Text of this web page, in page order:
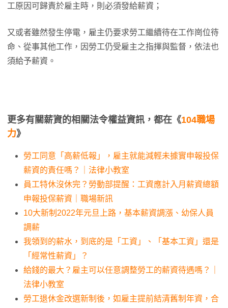
工原因可歸責於雇主時，則必須發給薪資；
又或者雖然發生停電，雇主仍要求勞工繼續待在工作崗位待
命、從事其他工作，因勞工仍受雇主之指揮與監督，依法也
須給予薪資。
更多有關薪資的相關法令權益資訊，都在《104職場
力》
勞工同意「高薪低報」，雇主就能減輕未據實申報投保
薪資的責任嗎？｜法律小教室
員工特休沒休完？勞動部提醒：工資應計入月薪資總額
申報投保薪資｜職場新訊
10大新制2022年元旦上路，基本薪資調漲、幼保人員
調薪
我領到的薪水，到底的是「工資」、「基本工資」還是
「經常性薪資」？
給錢的最大？雇主可以任意調整勞工的薪資待遇嗎？｜
法律小教室
勞工退休金改選新制後，如雇主提前結清舊制年資，合